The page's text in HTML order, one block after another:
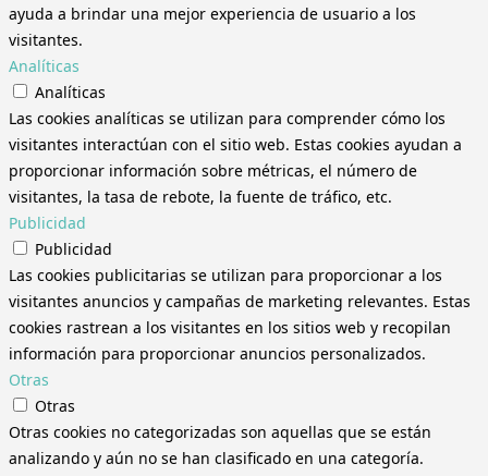
ayuda a brindar una mejor experiencia de usuario a los
visitantes.
Analíticas
Analíticas
Las cookies analíticas se utilizan para comprender cómo los
visitantes interactúan con el sitio web. Estas cookies ayudan a
proporcionar información sobre métricas, el número de
visitantes, la tasa de rebote, la fuente de tráfico, etc.
Publicidad
Publicidad
Las cookies publicitarias se utilizan para proporcionar a los
visitantes anuncios y campañas de marketing relevantes. Estas
cookies rastrean a los visitantes en los sitios web y recopilan
información para proporcionar anuncios personalizados.
Otras
Otras
Otras cookies no categorizadas son aquellas que se están
analizando y aún no se han clasificado en una categoría.